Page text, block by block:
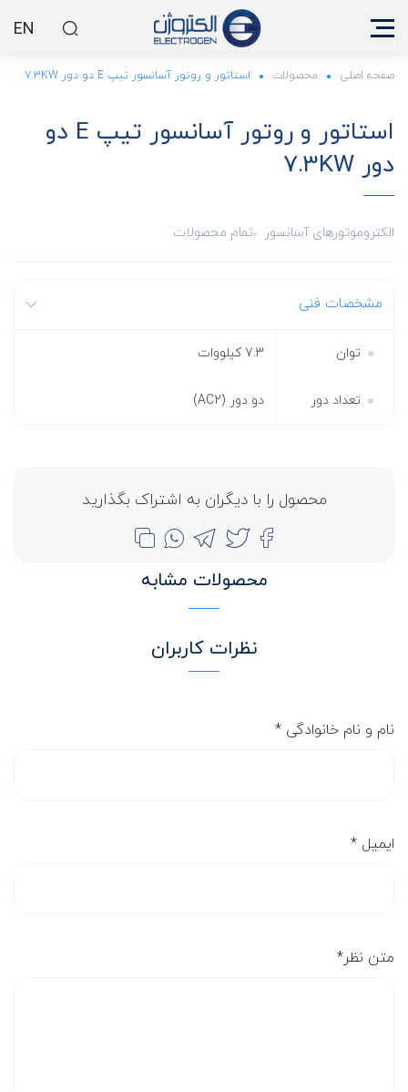
EN
صفحه اصلی محصولات استاتور و روتور آسانسور تیپ E دو دور 7.3KW
استاتور و روتور آسانسور تیپ E دو
دور 7.3KW
الکتروموتورهای آسانسور تمام محصولات
مشخصات فنی
توان 7.3 کیلووات
تعداد دور دو دور (AC2)
محصول را با دیگران به اشتراک بگذارید
محصولات مشابه
نظرات کاربران
نام و نام خانوادگی *
ایمیل *
متن نظر*